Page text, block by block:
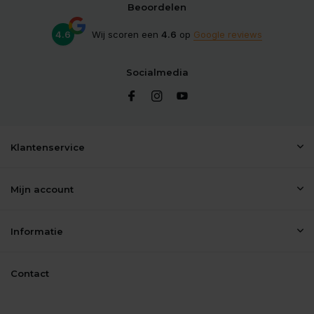
Beoordelen
4.6 Wij scoren een 4.6 op Google reviews
Socialmedia
Klantenservice
Mijn account
Informatie
Contact